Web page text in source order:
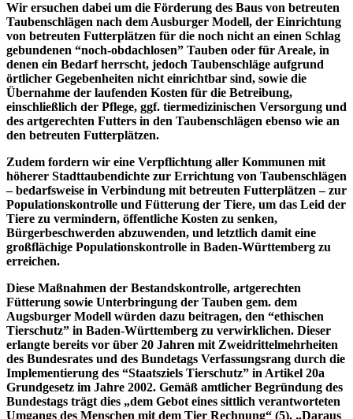
Wir ersuchen dabei um die Förderung des Baus von betreuten
Taubenschlägen nach dem Ausburger Modell, der Einrichtung
von betreuten Futterplätzen für die noch nicht an einen Schlag
gebundenen “noch-obdachlosen” Tauben oder für Areale, in
denen ein Bedarf herrscht, jedoch Taubenschläge aufgrund
örtlicher Gegebenheiten nicht einrichtbar sind, sowie die
Übernahme der laufenden Kosten für die Betreibung,
einschließlich der Pflege, ggf. tiermedizinischen Versorgung und
des artgerechten Futters in den Taubenschlägen ebenso wie an
den betreuten Futterplätzen.
Zudem fordern wir eine Verpflichtung aller Kommunen mit
höherer Stadttaubendichte zur Errichtung von Taubenschlägen
– bedarfsweise in Verbindung mit betreuten Futterplätzen – zur
Populationskontrolle und Fütterung der Tiere, um das Leid der
Tiere zu vermindern, öffentliche Kosten zu senken,
Bürgerbeschwerden abzuwenden, und letztlich damit eine
großflächige Populationskontrolle in Baden-Württemberg zu
erreichen.
Diese Maßnahmen der Bestandskontrolle, artgerechten
Fütterung sowie Unterbringung der Tauben gem. dem
Augsburger Modell würden dazu beitragen, den “ethischen
Tierschutz” in Baden-Württemberg zu verwirklichen. Dieser
erlangte bereits vor über 20 Jahren mit Zweidrittelmehrheiten
des Bundesrates und des Bundetags Verfassungsrang durch die
Implementierung des “Staatsziels Tierschutz” in Artikel 20a
Grundgesetz im Jahre 2002. Gemäß amtlicher Begründung des
Bundestags trägt dies „dem Gebot eines sittlich verantworteten
Umgangs des Menschen mit dem Tier Rechnung“ (5). „Daraus